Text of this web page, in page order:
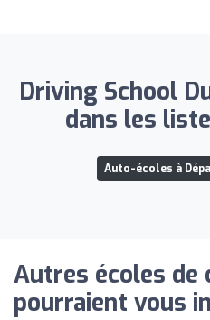
Driving School
dans les
Auto-écoles à
Autres écoles de
pourraient vous